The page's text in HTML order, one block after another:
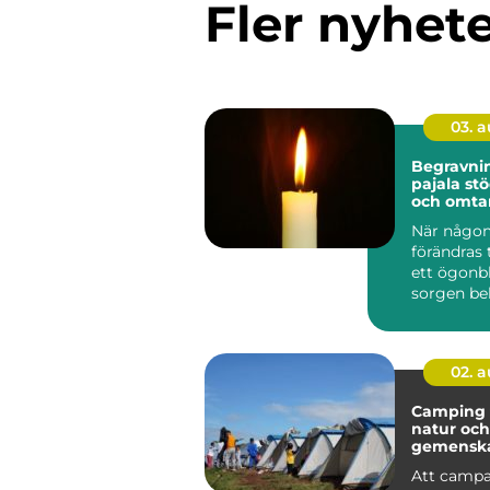
Fler
03.
pajala stöd, tradition
och
När
förändras
ett
sorgen
...
02.
Camping frihet,
natur och
Att